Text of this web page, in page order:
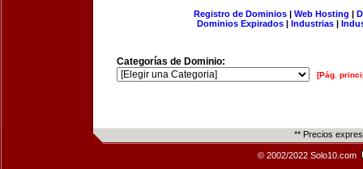
Registro de Dominios| Web Hosting |
Dominios Expirados | Industrias |
Categorías de Dominio:
[Pág.
** Precios
© 2002/2022 Solo10.com